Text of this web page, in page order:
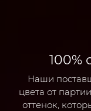
100%
Наши
цвета от
оттенок,